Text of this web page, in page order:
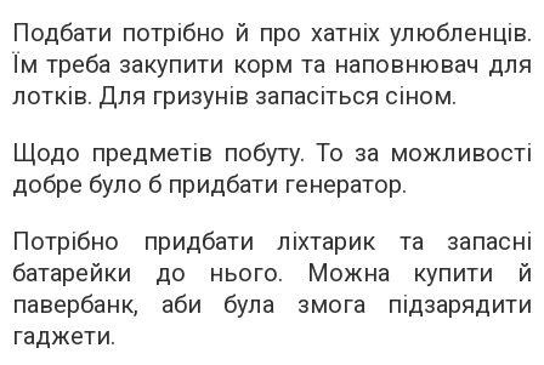
Подбати потрібно й про хатніх улюбленців.
Їм треба закупити корм та наповнювач для
лотків. Для гризунів запасіться сіном.
Щодо предметів побуту. То за можливості
добре було б придбати генератор.
Потрібно придбати ліхтарик та запасні
батарейки до нього. Можна купити й
павербанк, аби була змога підзарядити
гаджети.